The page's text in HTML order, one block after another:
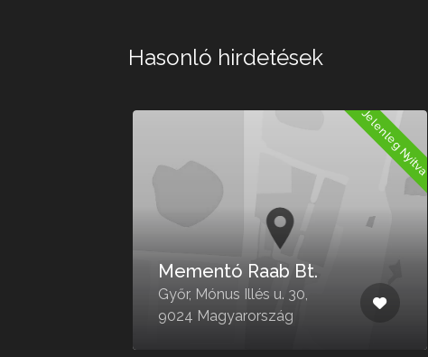
Hasonló hirdetések
Jelenleg Nyitva
Mementó Raab Bt.
Győr, Mónus Illés u. 30,
9024 Magyarország